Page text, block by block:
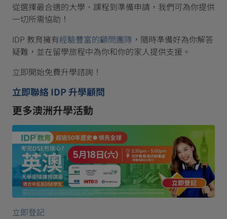
從選擇最合適的大學、課程到準備申請，我們可為你提供
一切所需協助！
IDP 教育擁有經驗豐富的顧問團隊 ，隨時準備好為你解答
疑難，並在留學旅程中為你和你的家人提供支援。
立即開始免費升學諮詢！
立即聯絡 IDP 升學顧問
更多澳洲升學活動
立即登記